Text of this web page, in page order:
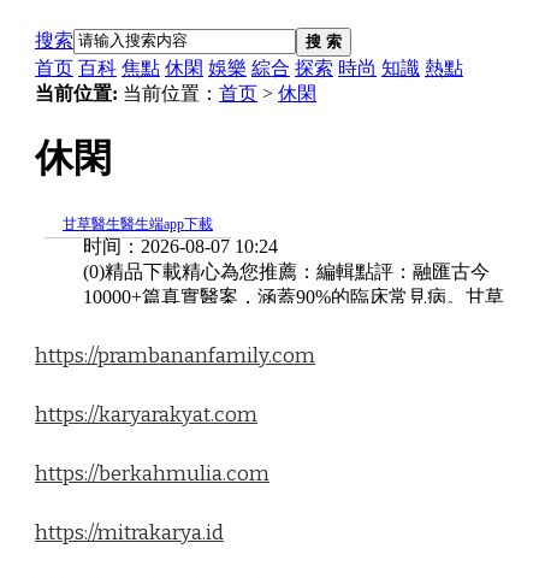
https://prambananfamily.com
https://karyarakyat.com
https://berkahmulia.com
https://mitrakarya.id